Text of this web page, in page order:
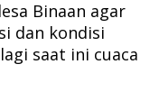
Binaan agar
dan kondisi
saat ini cuaca